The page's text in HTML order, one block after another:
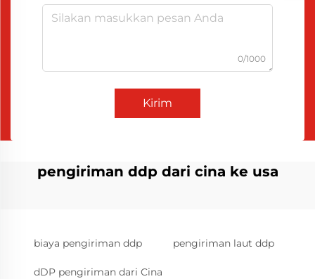
0/1000
Kirim
pengiriman ddp dari cina ke usa
biaya pengiriman ddp pengiriman laut ddp
dDP pengiriman dari Cina